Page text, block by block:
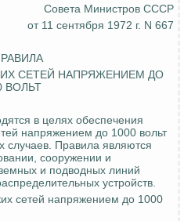
Совета Министров СССР
от 11 сентября 1972 г. N 667
СЕТЕЙ НАПРЯЖЕНИЕМ ДО
ВОЛЬТ
в целях обеспечения
напряжением до 1000 вольт
случаев. Правила являются
сооружении и
и подводных линий
устройств.
сетей напряжением до 1000